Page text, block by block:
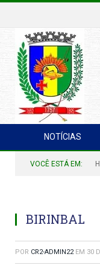
NOTÍCIAS
VOCÊ ESTÁ EM:
BIRINBAL
POR CR2-ADMIN22 EM 30